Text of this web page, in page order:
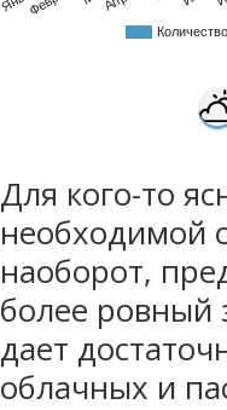
Для кого-то
необходимой
наоборот,
более ровный
дает
облачных и